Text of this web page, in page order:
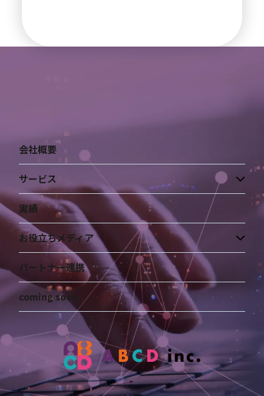
会社概要
サービス
実績
お役立ちメディア
パートナー連携
coming soon